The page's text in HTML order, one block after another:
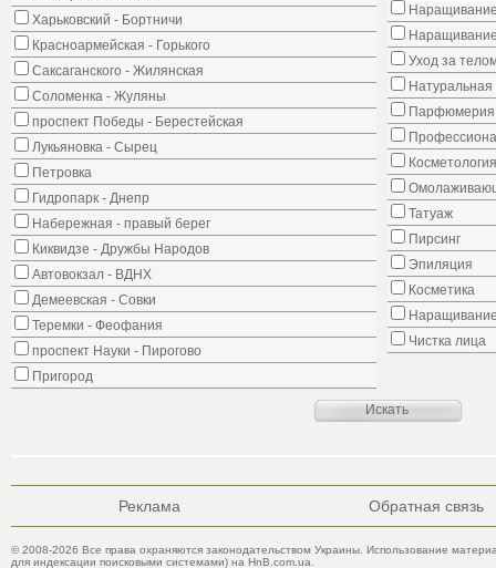
Харьковский - Бортничи
Красноармейская - Горького
Саксаганского - Жилянская
Соломенка - Жуляны
проспект Победы - Берестейская
Лукьяновка - Сырец
Петровка
Гидропарк - Днепр
Набережная - правый берег
Киквидзе - Дружбы Народов
Автовокзал - ВДНХ
Демеевская - Совки
Теремки - Феофания
проспект Науки - Пирогово
Пригород
Уход за
Натуральная
Парфюмерия
Косметология
Татуаж
Пирсинг
Эпиляция
Косметика
Чистка лица
Реклама Обратная связь
© 2008-2026 Все права охраняются законодательством Украины. Использование
для индексации поисковыми системами) на HnB.com.ua.